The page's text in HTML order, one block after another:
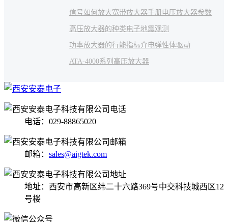
信号如何放大宽带放大器手册电压放大器参数
高压放大器的种类 电子地震观测
功率放大器的行能指标介电弹性体驱动
ATA-4000系列高压放大器
电话：029-88865020
邮箱： sales@aigtek.com
地址：西安市高新区纬二十六路369号中交科技城西区12
号楼